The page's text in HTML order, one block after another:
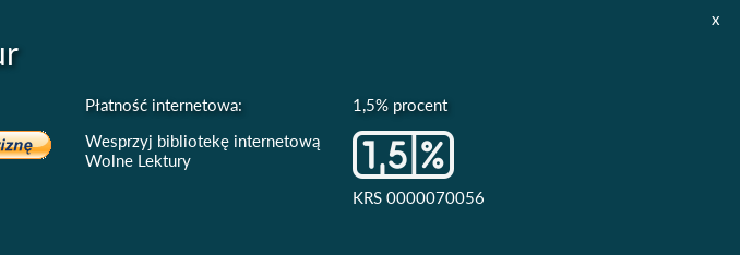
Płatność internetowa:
Wesprzyj bibliotekę internetową
Wolne Lektury
1,5% procent
KRS 0000070056
x